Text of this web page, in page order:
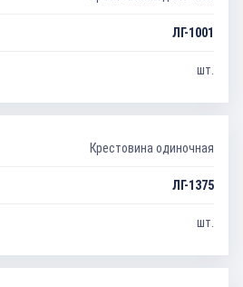
ЛГ-1001
шт.
Крестовина одиночная
ЛГ-1375
шт.